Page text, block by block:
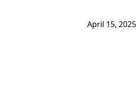
April 15, 2025